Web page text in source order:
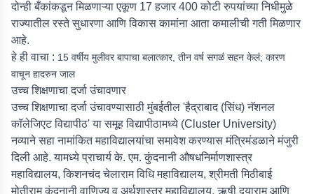
दोन्ही बँकांकडून मिळणाऱ्या एकूण 17 हजार 400 कोटी रुपयांच्या निधीमुळे
राज्यातील रस्ते सुधारणा आणि विकास कामांना आता कमालीची गती मिळणार
आहे.
हे ही वाचा : 15 वर्षीय मुलीवर बापाचा बलात्कार, तीन वर्ष सगळं सहन केलं; कारण
वाचून हादरुन जाल
उच्च शिक्षणाचा दर्जा उंचावणार
उच्च शिक्षणाचा दर्जा उंचावण्यासाठी मुंबईतील 'हैद्राबाद (सिंध) नॅशनल
कॉलेजिएट विद्यापीठ' या समूह विद्यापीठामध्ये (Cluster University)
नव्याने सहा नामांकित महाविद्यालयांचा समावेश करण्यास मंत्रिमंडळाने मंजुरी
दिली आहे. यामध्ये प्राचार्य के. एम. कुंदनानी औषधनिर्माणशास्त्र
महाविद्यालय, किशनचंद चेलाराम विधि महाविद्यालय, श्रीमती मिठीबाई
मोतीराम कुंदनानी वाणिज्य व अर्थशास्त्र महाविद्यालय, ऋषी दयाराम आणि